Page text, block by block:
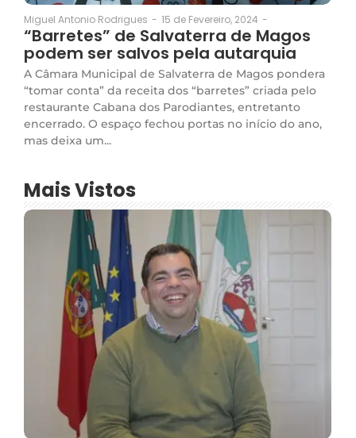
Miguel Antonio Rodrigues - 15 de Fevereiro, 2024 -
“Barretes” de Salvaterra de Magos
podem ser salvos pela autarquia
A Câmara Municipal de Salvaterra de Magos pondera
“tomar conta” da receita dos “barretes” criada pelo
restaurante Cabana dos Parodiantes, entretanto
encerrado. O espaço fechou portas no início do ano,
mas deixa um...
Mais Vistos